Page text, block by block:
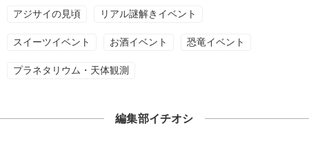
アジサイの見頃 リアル謎解きイベント
スイーツイベント お酒イベント 恐竜イベント
プラネタリウム・天体観測
編集部イチオシ